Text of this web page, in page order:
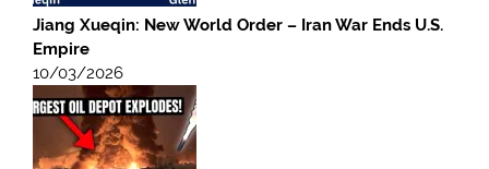
Jiang Xueqin: New World Order – Iran War Ends U.S.
Empire
10/03/2026